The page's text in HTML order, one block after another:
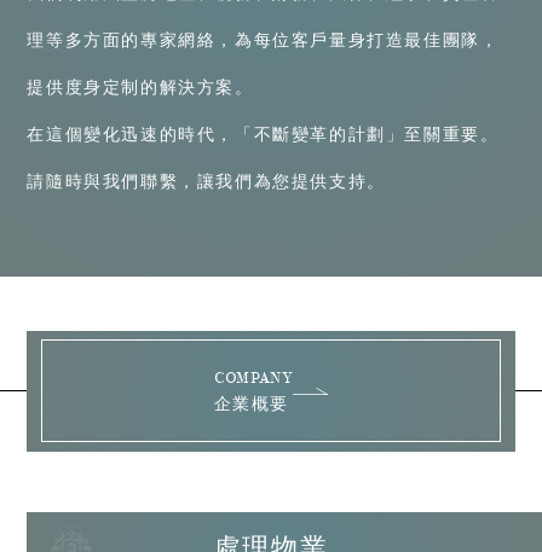
理等多方面的專家網絡，為每位客戶量身打造最佳團隊，
提供度身定制的解決方案。
在這個變化迅速的時代，「不斷變革的計劃」至關重要。
請隨時與我們聯繫，讓我們為您提供支持。
COMPANY
企業概要